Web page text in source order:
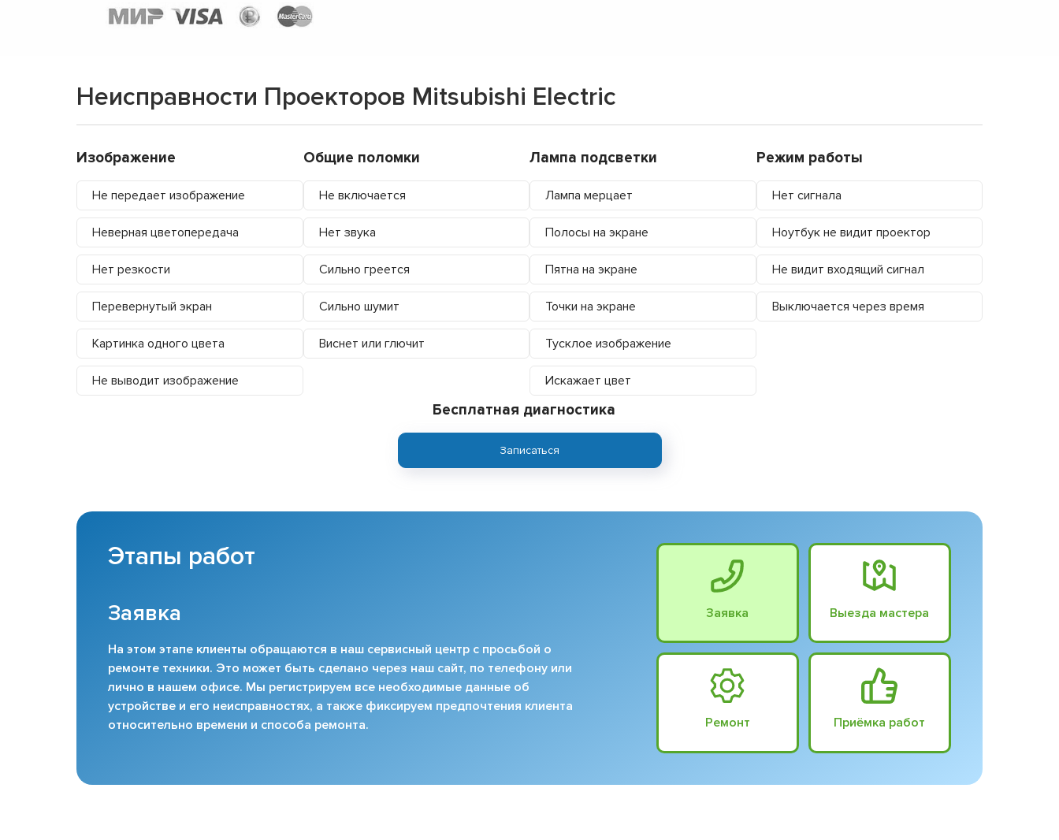
Неисправности Проекторов Mitsubishi Electric
Изображение
Не передает изображение
Неверная цветопередача
Нет резкости
Перевернутый экран
Картинка одного цвета
Не выводит изображение
Общие поломки
Не включается
Нет звука
Сильно греется
Сильно шумит
Виснет или глючит
Лампа подсветки
Лампа мерцает
Полосы на экране
Пятна на экране
Точки на экране
Тусклое изображение
Искажает цвет
Режим работы
Нет сигнала
Ноутбук не видит проектор
Не видит входящий сигнал
Выключается через время
Бесплатная диагностика
Записаться
Этапы работ
Заявка
На этом этапе клиенты обращаются в наш сервисный центр с просьбой о
ремонте техники. Это может быть сделано через наш сайт, по телефону или
лично в нашем офисе. Мы регистрируем все необходимые данные об
устройстве и его неисправностях, а также фиксируем предпочтения клиента
относительно времени и способа ремонта.
Заявка Выезда мастера
Ремонт Приёмка работ